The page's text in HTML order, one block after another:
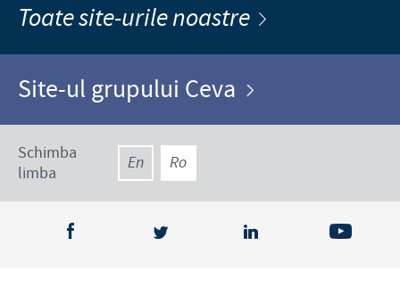
Toate site-urile noastre
Site-ul grupului Ceva
Schimba
limba
En Ro